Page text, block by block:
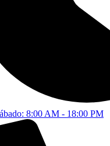
8:00 AM - 18:00 PM